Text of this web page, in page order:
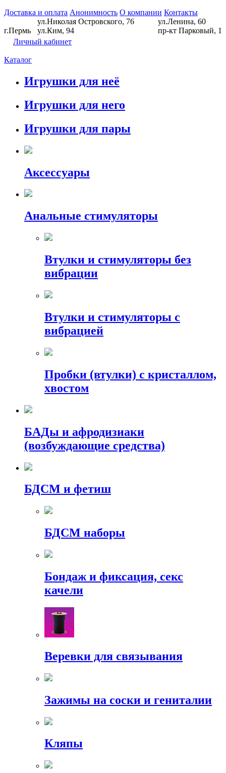
Доставка и оплата Анонимность О компании Контакты
г.Пермь
ул.Николая Островского, 76
ул.Ким, 94
ул.Ленина, 60
пр-кт Парковый, 1
Личный кабинет
Каталог
Игрушки для неё
Игрушки для него
Игрушки для пары
Аксессуары
Анальные стимуляторы
Втулки и стимуляторы без
вибрации
Втулки и стимуляторы с
вибрацией
Пробки (втулки) с кристаллом,
хвостом
БАДы и афродизиаки
(возбуждающие средства)
БДСМ и фетиш
БДСМ наборы
Бондаж и фиксация, секс
качели
Веревки для связывания
Зажимы на соски и гениталии
Кляпы